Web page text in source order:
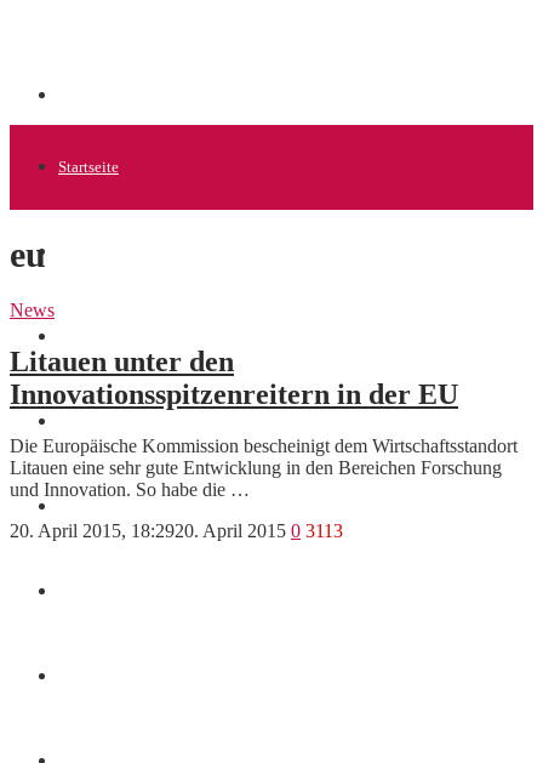
Startseite
eu
News
Litauen unter den
Innovationsspitzenreitern in der EU
Die Europäische Kommission bescheinigt dem Wirtschaftsstandort
Litauen eine sehr gute Entwicklung in den Bereichen Forschung
und Innovation. So habe die …
20. April 2015, 18:2920. April 2015 0 3113